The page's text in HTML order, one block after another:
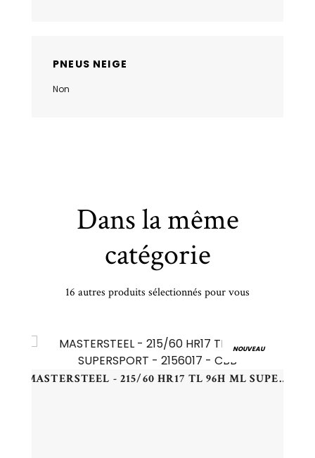
PNEUS NEIGE
Non
Dans la même
catégorie
16 autres produits sélectionnés pour vous
NOUVEAU
MASTERSTEEL - 215/60 HR17 TL 96H ML SUPERSPORT - 2156017 - CBB